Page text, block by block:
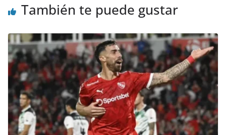
También te puede gustar